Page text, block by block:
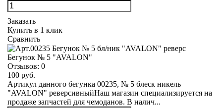
Заказать
Купить в 1 клик
Сравнить
Бегунок № 5 "AVALON"
Отзывов: 0
100 руб.
Артикул данного бегунка 00235, № 5 блеск никель
"AVALON" реверсивныйНаш магазин специализируется на
продаже запчастей для чемоданов. В налич...